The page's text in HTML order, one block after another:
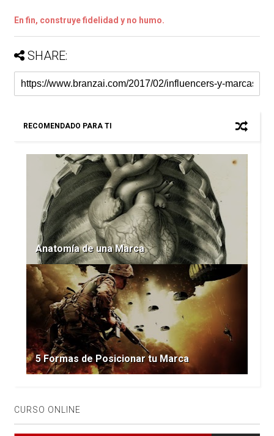
En fin, construye fidelidad y no humo.
SHARE:
RECOMENDADO PARA TI
Anatomía de una Marca
5 Formas de Posicionar tu Marca
CURSO ONLINE